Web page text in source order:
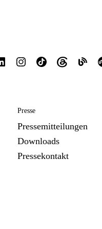
Presse
Pressemitteilungen
Downloads
Pressekontakt